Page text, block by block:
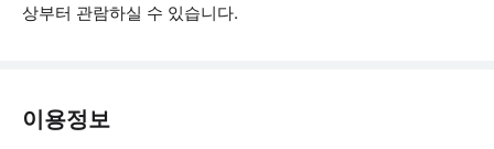
상부터 관람하실 수 있습니다.
이용정보